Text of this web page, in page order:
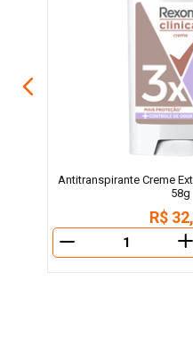
Antitranspirante Creme
58g
R$ 32,
＋